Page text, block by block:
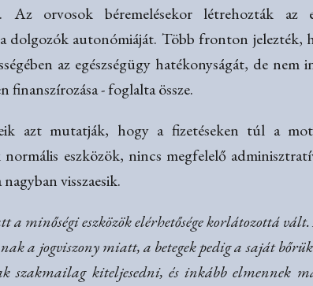
Az orvosok béremelésekor létrehozták az
dolgozók autonómiáját. Több fronton jelezték,
az egészségügy hatékonyságát, de
finanszírozása - foglalta össze.
azt mutatják, hogy a fizetéseken túl a
normális eszközök, nincs megfelelő
visszaesik.
a minőségi eszközök elérhetősége korlátozottá
a jogviszony miatt, a betegek pedig a saját
szakmailag kiteljesedni, és inkább elmennek